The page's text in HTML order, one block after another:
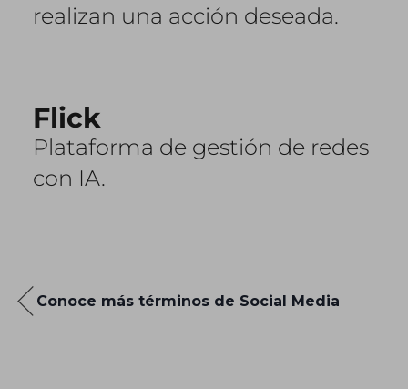
realizan una acción deseada.
Flick
Plataforma de gestión de redes
con IA.
Conoce más términos de Social Media